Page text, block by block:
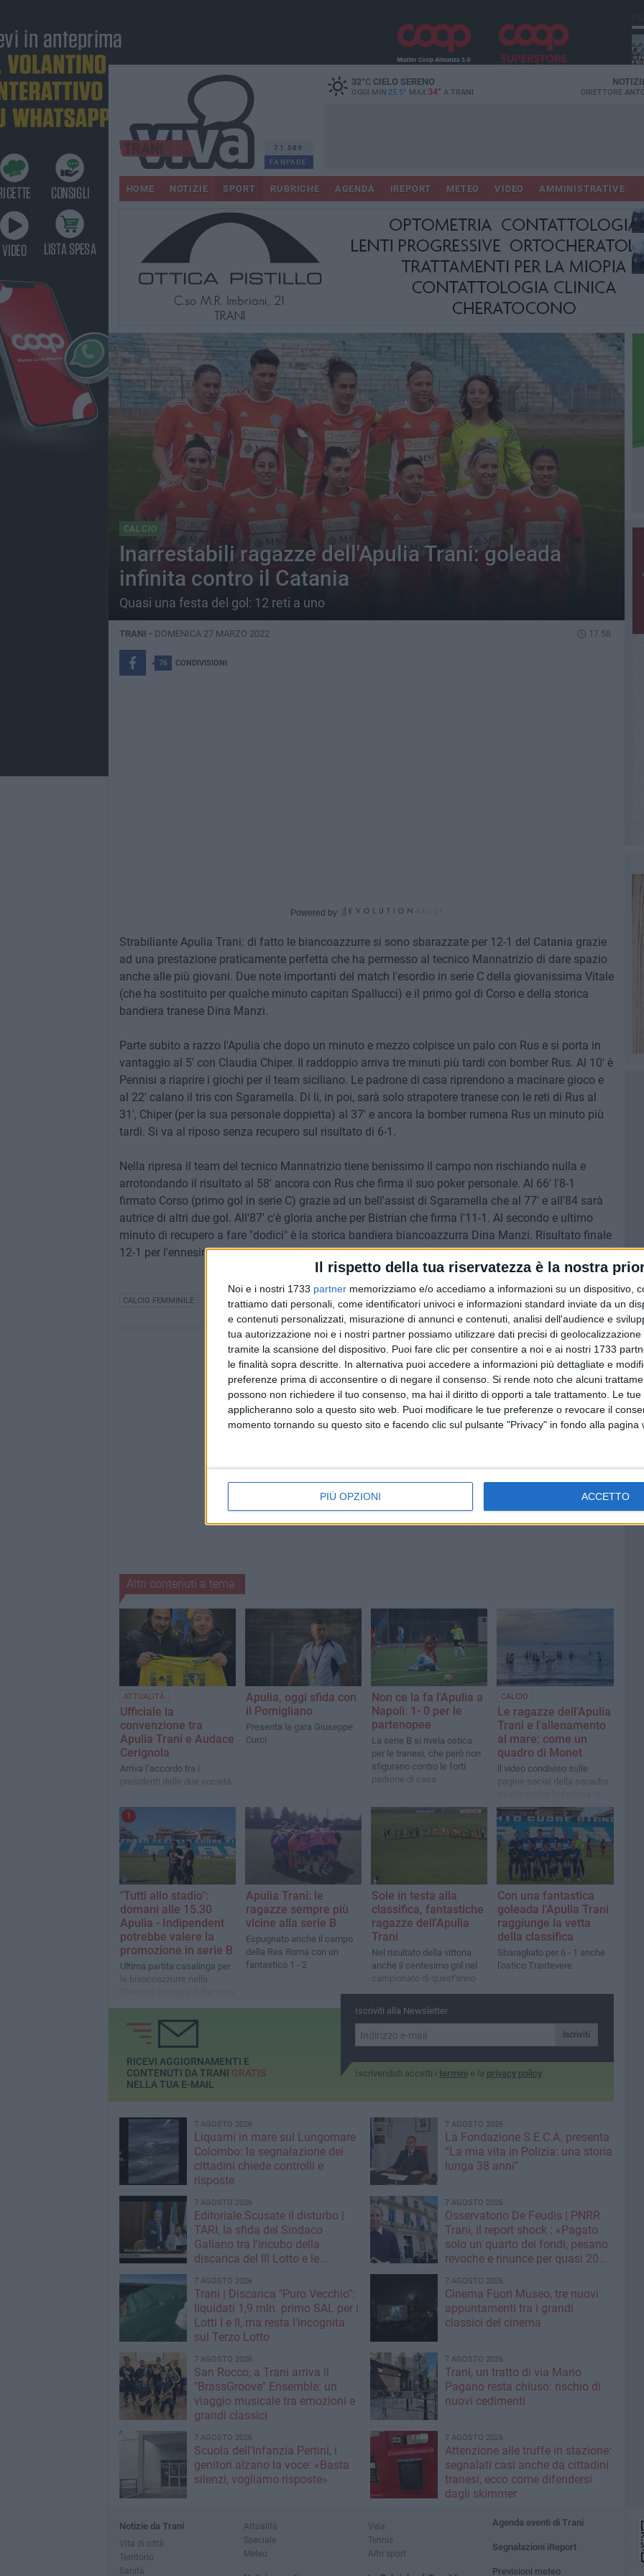
Il rispetto della tua riservatezza è la nostra
Noi e i nostri 1733 partner memorizziamo e/o accediamo a informazioni su un dispositivo,
trattiamo dati personali, come identificatori univoci e informazioni standard inviate da un
e contenuti personalizzati, misurazione di annunci e contenuti, analisi dell'audience e
tua autorizzazione noi e i nostri partner possiamo utilizzare dati precisi di
tramite la scansione del dispositivo. Puoi fare clic per consentire a noi e ai nostri 1733
le finalità sopra descritte. In alternativa puoi accedere a informazioni più dettagliate e
preferenze prima di acconsentire o di negare il consenso. Si rende noto che alcuni
possono non richiedere il tuo consenso, ma hai il diritto di opporti a tale trattamento. Le
applicheranno solo a questo sito web. Puoi modificare le tue preferenze o revocare il
momento tornando su questo sito e facendo clic sul pulsante "Privacy" in fondo alla pagina
PIÙ OPZIONI ACCETTO
71.589
FANPAGE
32°CCIELO SERENO
OGGI MIN 25.5° MAX 34° A TRANI DIRETTORE
HOME NOTIZIE SPORT RUBRICHE AGENDA IREPORT METEO VIDEO AMMINISTRATIVE
CALCIO
Inarrestabili ragazze dell'Apulia Trani: goleada
infinita contro il Catania
Quasi una festa del gol: 12 reti a uno
TRANI - DOMENICA 27 MARZO 2022 17.58
76 CONDIVISIONI
Powered by
Strabiliante Apulia Trani: di fatto le biancoazzurre si sono sbarazzate per 12-1 del Catania grazie
ad una prestazione praticamente perfetta che ha permesso al tecnico Mannatrizio di dare spazio
anche alle più giovani. Due note importanti del match l'esordio in serie C della giovanissima Vitale
(che ha sostituito per qualche minuto capitan Spallucci) e il primo gol di Corso e della storica
bandiera tranese Dina Manzi.
Parte subito a razzo l'Apulia che dopo un minuto e mezzo colpisce un palo con Rus e si porta in
vantaggio al 5' con Claudia Chiper. Il raddoppio arriva tre minuti più tardi con bomber Rus. Al 10' è
Pennisi a riaprire i giochi per il team siciliano. Le padrone di casa riprendono a macinare gioco e
al 22' calano il tris con Sgaramella. Di li, in poi, sarà solo strapotere tranese con le reti di Rus al
31', Chiper (per la sua personale doppietta) al 37' e ancora la bomber rumena Rus un minuto più
tardi. Si va al riposo senza recupero sul risultato di 6-1.
Nella ripresa il team del tecnico Mannatrizio tiene benissimo il campo non rischiando nulla e
arrotondando il risultato al 58' ancora con Rus che firma il suo poker personale. Al 66' l'8-1
firmato Corso (primo gol in serie C) grazie ad un bell'assist di Sgaramella che al 77' e all'84 sarà
autrice di altri due gol. All'87' c'è gloria anche per Bistrian che firma l'11-1. Al secondo e ultimo
minuto di recupero a fare "dodici" è la storica bandiera biancoazzurra Dina Manzi. Risultato finale
12-1 per l'ennesima festa firmata Apulia Trani.
CALCIO FEMMINILE
Altri contenuti a tema
ATTUALITÀ
Ufficiale la
convenzione tra
Apulia Trani e Audace
Cerignola
Arriva l’accordo tra i
presidenti delle due società
Apulia, oggi sfida con
il Pomigliano
Presenta la gara Giuseppe
Curci
Non ce la fa l'Apulia a
Napoli: 1- 0 per le
partenopee
La serie B si rivela ostica
per le tranesi, che però non
sfigurano contro le forti
padrone di casa
CALCIO
Le ragazze dell'Apulia
Trani e l'allenamento
al mare: come un
quadro di Monet
ll video condiviso sulle
pagine social della squadra
vivere in una città come
Trani
1
"Tutti allo stadio":
domani alle 15.30
Apulia - Indipendent
potrebbe valere la
promozione in serie B
Ultima partita casalinga per
le biancoazzurre nella
Apulia Trani: le
ragazze sempre più
vicine alla serie B
Espugnato anche il campo
della Res Roma con un
fantastico 1 - 2
Sole in testa alla
classifica, fantastiche
ragazze dell'Apulia
Trani
Nel risultato della vittoria
anche il centesimo gol nel
campionato di quest'anno
Con una fantastica
goleada l'Apulia Trani
raggiunge la vetta
della classifica
Sbaragliato per 6 - 1 anche
l'ostico Trastevere
Iscriviti alla Newsletter
Iscriviti
Iscrivendoti accetti i termini e la privacy policy
RICEVI AGGIORNAMENTI E
CONTENUTI DA TRANI GRATIS
NELLA TUA E-MAIL
7 AGOSTO 2026
Liquami in mare sul Lungomare
Colombo: la segnalazione dei
cittadini chiede controlli e
risposte
7 AGOSTO 2026
La Fondazione S.E.C.A. presenta
“La mia vita in Polizia: una storia
lunga 38 anni”
7 AGOSTO 2026
Editoriale.Scusate il disturbo |
TARI, la sfida del Sindaco
Galiano tra l'incubo della
discarica del III Lotto e le
rifiuti
7 AGOSTO 2026
Osservatorio De Feudis | PNRR
Trani, il report shock : «Pagato
solo un quarto dei fondi, pesano
revoche e rinunce per quasi 20
7 AGOSTO 2026
Trani | Discarica "Puro Vecchio":
liquidati 1,9 mln. primo SAL per i
Lotti I e II, ma resta l'incognita
sul Terzo Lotto
7 AGOSTO 2026
Cinema Fuori Museo, tre nuovi
appuntamenti tra i grandi
classici del cinema
7 AGOSTO 2026
San Rocco, a Trani arriva il
"BrassGroove" Ensemble: un
viaggio musicale tra emozioni e
grandi classici
7 AGOSTO 2026
Trani, un tratto di via Mario
Pagano resta chiuso: rischio di
nuovi cedimenti
7 AGOSTO 2026
Scuola dell'Infanzia Pertini, i
genitori alzano la voce: «Basta
silenzi, vogliamo risposte»
7 AGOSTO 2026
Attenzione alle truffe in stazione:
segnalati casi anche da cittadini
tranesi, ecco come difendersi
dagli skimmer
Notizie da Trani
Vita di città
Territorio
Sanità
Attualità
Speciale
Meteo
Vela
Tennis
Altri sport
Agenda eventi di Trani
Segnalazioni iReport
Previsioni meteo